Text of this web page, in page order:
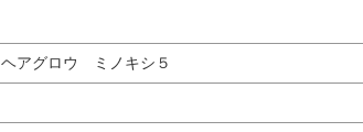
アグロウ ミノキシ５